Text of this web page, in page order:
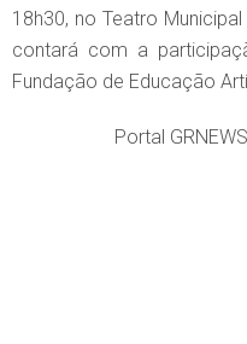
18h30, no Teatro
contará com a
Fundação de Educação
Portal